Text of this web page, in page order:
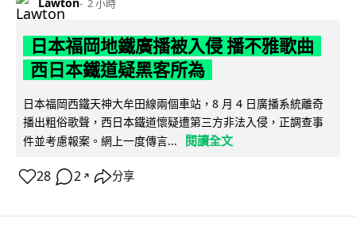
2 小時
日本福岡地鐵廣播被入侵 播不雅歌曲
西日本鐵道疑黑客所為
日本福岡西鐵天神大牟田線兩個車站，8 月 4 日廣播系統離奇
播出粗俗歌聲，西日本鐵道懷疑遭第三方非法入侵，正調查事
件並考慮報案。網上一度傳言...
閱讀全文
28 2 ↗ 分享